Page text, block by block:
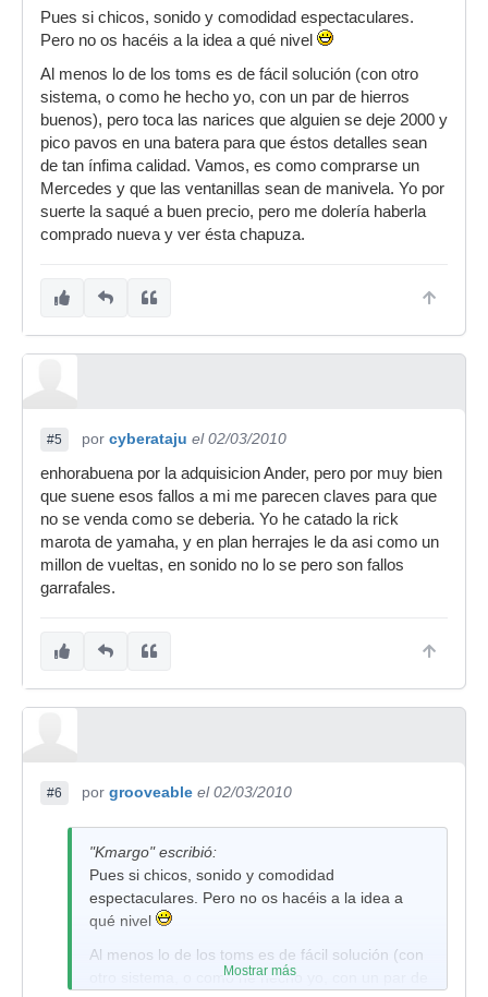
Pues si chicos, sonido y comodidad espectaculares.
Pero no os hacéis a la idea a qué nivel
Al menos lo de los toms es de fácil solución (con otro
sistema, o como he hecho yo, con un par de hierros
buenos), pero toca las narices que alguien se deje 2000 y
pico pavos en una batera para que éstos detalles sean
de tan ínfima calidad. Vamos, es como comprarse un
Mercedes y que las ventanillas sean de manivela. Yo por
suerte la saqué a buen precio, pero me dolería haberla
comprado nueva y ver ésta chapuza.
#5 por cyberataju el 02/03/2010
enhorabuena por la adquisicion Ander, pero por muy bien
que suene esos fallos a mi me parecen claves para que
no se venda como se deberia. Yo he catado la rick
marota de yamaha, y en plan herrajes le da asi como un
millon de vueltas, en sonido no lo se pero son fallos
garrafales.
#6 por grooveable el 02/03/2010
"Kmargo" escribió:
Pues si chicos, sonido y comodidad
espectaculares. Pero no os hacéis a la idea a
qué nivel
Al menos lo de los toms es de fácil solución (con
otro sistema, o como he hecho yo, con un par de
Mostrar más